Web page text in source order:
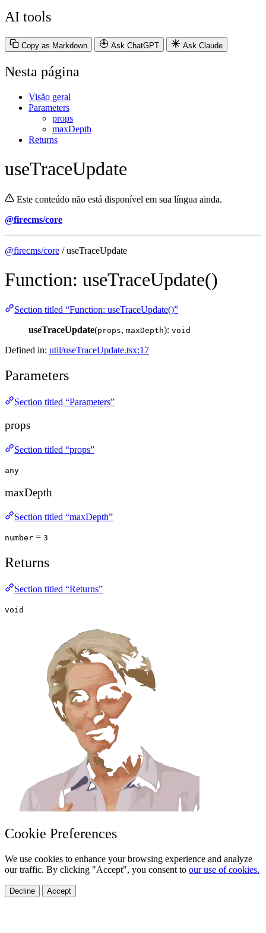
AI tools
Copy as Markdown Ask ChatGPT Ask Claude
Nesta página
Visão geral
Parameters
props
maxDepth
Returns
useTraceUpdate
Este conteúdo não está disponível em sua língua ainda.
@firecms/core
@firecms/core / useTraceUpdate
Function: useTraceUpdate()
Section titled “Function: useTraceUpdate()”
useTraceUpdate(props, maxDepth): void
Defined in: util/useTraceUpdate.tsx:17
Parameters
Section titled “Parameters”
props
Section titled “props”
any
maxDepth
Section titled “maxDepth”
number = 3
Returns
Section titled “Returns”
void
Cookie Preferences
We use cookies to enhance your browsing experience and analyze
our traffic. By clicking "Accept", you consent to our use of cookies.
Decline Accept